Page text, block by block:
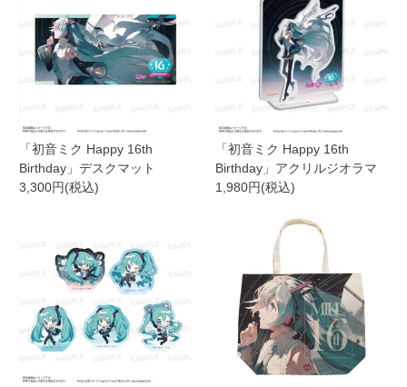
「初音ミク Happy 16th
Birthday」デスクマット
3,300円(税込)
「初音ミク Happy 16th
Birthday」アクリルジオラマ
1,980円(税込)